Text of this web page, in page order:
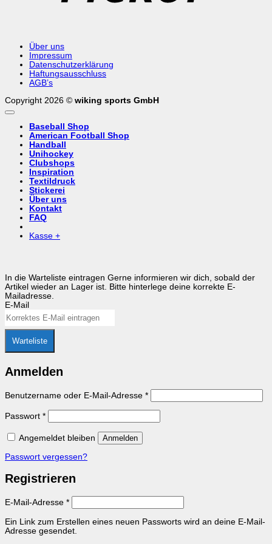
Über uns
Impressum
Datenschutzerklärung
Haftungsausschluss
AGB’s
Copyright 2026 © wiking sports GmbH
Baseball Shop
American Football Shop
Handball
Unihockey
Clubshops
Inspiration
Textildruck
Stickerei
Über uns
Kontakt
FAQ
Kasse +
In die Warteliste eintragen Gerne informieren wir dich, sobald der
Artikel wieder an Lager ist. Bitte hinterlege deine korrekte E-
Mailadresse.
E-Mail
Warteliste
Anmelden
Benutzername oder E-Mail-Adresse *Erforderlich
Passwort *Erforderlich
Angemeldet bleiben Anmelden
Passwort vergessen?
Registrieren
E-Mail-Adresse *Erforderlich
Ein Link zum Erstellen eines neuen Passworts wird an deine E-Mail-
Adresse gesendet.